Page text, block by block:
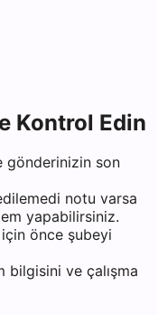
Kontrol Edin
gönderinizin son
notu varsa
yapabilirsiniz.
önce şubeyi
bilgisini ve çalışma